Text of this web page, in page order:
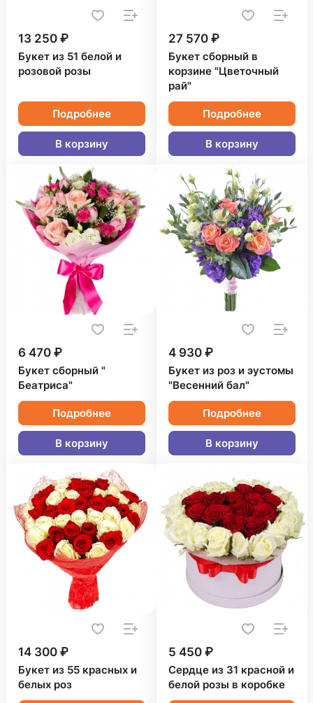
13 250 ₽
Букет из 51 белой и
розовой розы
Подробнее
В корзину
27 570 ₽
Букет сборный в
корзине "Цветочный
рай"
Подробнее
В корзину
6 470 ₽
Букет сборный "
Беатриса"
Подробнее
В корзину
4 930 ₽
Букет из роз и эустомы
"Весенний бал"
Подробнее
В корзину
14 300 ₽
Букет из 55 красных и
белых роз
5 450 ₽
Сердце из 31 красной и
белой розы в коробке